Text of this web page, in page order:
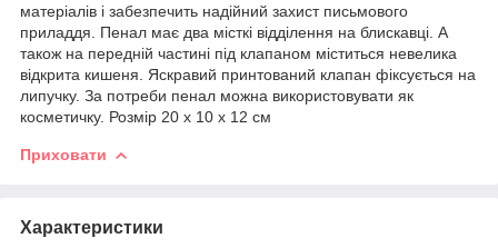
матеріалів і забезпечить надійний захист письмового
приладдя. Пенал має два місткі відділення на блискавці. А
також на передній частині під клапаном міститься невелика
відкрита кишеня. Яскравий принтований клапан фіксується на
липучку. За потреби пенал можна використовувати як
косметичку. Розмір 20 х 10 х 12 см
Приховати
Характеристики